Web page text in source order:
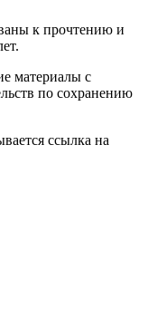
к прочтению и
материалы с
по сохранению
ссылка на